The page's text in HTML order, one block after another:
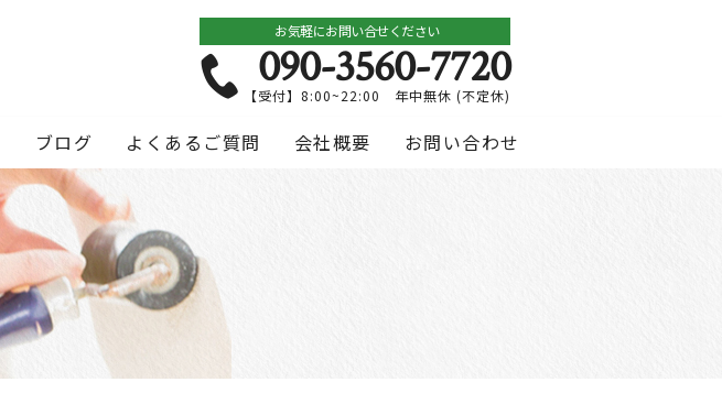
お気軽にお問い合せください
090-3560-7720
【受付】8:00~22:00 年中無休 (不定休)
ブログ よくあるご質問 会社概要 お問い合わせ